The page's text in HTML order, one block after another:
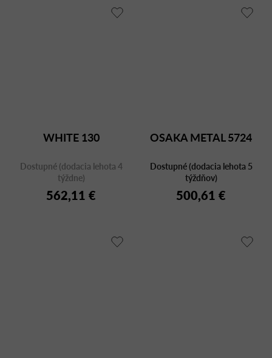
WHITE 130
Dostupné (dodacia lehota 4
týždne)
562,11 €
OSAKA METAL 5724
Dostupné (dodacia lehota 5
týždňov)
500,61 €